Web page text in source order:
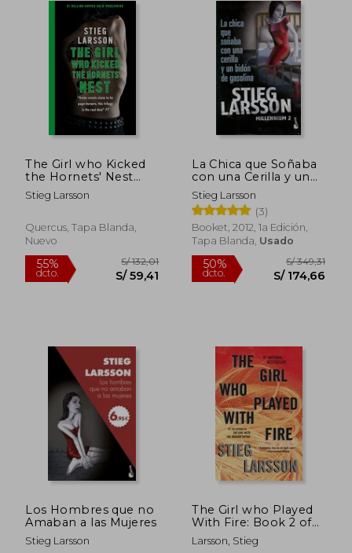
S/ 74,45
55%
dcto.
dcto. S/ 68,05
55%
dcto.
The Girl who Kicked
the Hornets' Nest
Reissue (Millennium
Series) (en Inglés)
Stieg Larsson
Quercus, Tapa Blanda,
Nuevo
La Chica que Soñaba
con una Cerilla y un
Bidón de Gasolina
Stieg Larsson
(3)
Booket, 2012, 1a Edición,
Tapa Blanda, Usado
Los Hombres que no
Amaban a las Mujeres
Stieg Larsson
The Girl who Played
With Fire: Book 2 of
the Millennium
Trilogy (Vintage
Larsson, Stieg